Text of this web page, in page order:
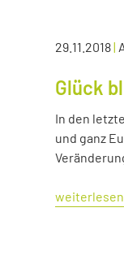
29.11.2018|
Glück
In den
und ganz
weiterlesen